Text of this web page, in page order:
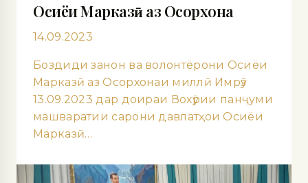
Осиёи Марказӣ аз Осорхона
14.09.2023
Боздиди занон ва волонтёрони Осиёи
Марказӣ аз Осорхонаи миллӣ Имрӯз
13.09.2023 дар доираи Вохӯрии панҷуми
машваратии сарони давлатҳои Осиёи
Марказӣ…